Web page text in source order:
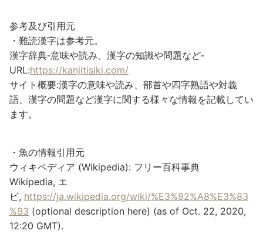
参考及び引用元
・難読漢字は参考元。
漢字辞典‐意味や読み、漢字の知識や問題など‐
URL:https://kanjitisiki.com/
サイト概要:漢字の意味や読み、部首や四字熟語や対義
語、漢字の問題など漢字に関する様々な情報を記載してい
ます。
・魚の情報引用元
ウィキペディア (Wikipedia): フリー百科事典
Wikipedia, エ
ビ, https://ja.wikipedia.org/wiki/%E3%82%A8%E3%83
%93 (optional description here) (as of Oct. 22, 2020,
12:20 GMT).